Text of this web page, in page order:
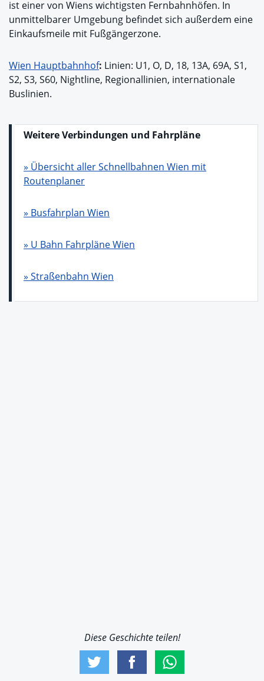
ist einer von Wiens wichtigsten Fernbahnhöfen. In
unmittelbarer Umgebung befindet sich außerdem eine
Einkaufsmeile mit Fußgängerzone.
Wien Hauptbahnhof: Linien: U1, O, D, 18, 13A, 69A, S1,
S2, S3, S60, Nightline, Regionallinien, internationale
Buslinien.
Weitere Verbindungen und Fahrpläne
» Übersicht aller Schnellbahnen Wien mit
Routenplaner
» Busfahrplan Wien
» U Bahn Fahrpläne Wien
» Straßenbahn Wien
Diese Geschichte teilen!